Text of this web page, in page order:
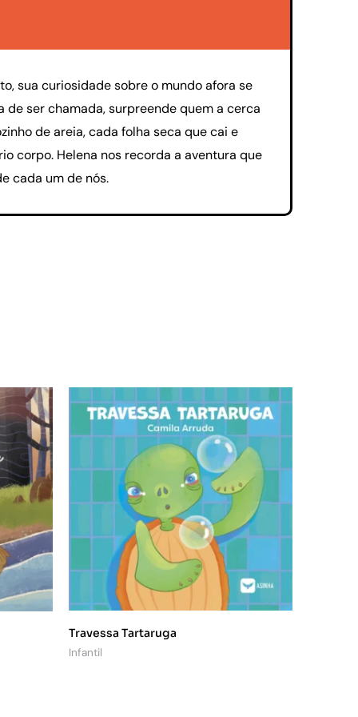
sua curiosidade sobre o mundo afora se
ser chamada, surpreende quem a cerca
de areia, cada folha seca que cai e
corpo. Helena nos recorda a aventura que
cada um de nós.
Travessa Tartaruga
Infantil